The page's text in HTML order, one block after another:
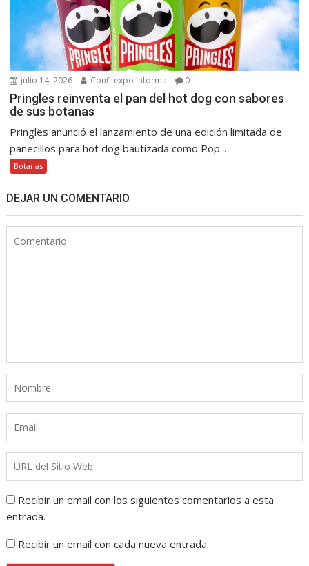
julio 14, 2026 Confitexpo Informa 0
Pringles reinventa el pan del hot dog con sabores
de sus botanas
Pringles anunció el lanzamiento de una edición limitada de
panecillos para hot dog bautizada como Pop...
Botanas
DEJAR UN COMENTARIO
Recibir un email con los siguientes comentarios a esta
entrada.
Recibir un email con cada nueva entrada.